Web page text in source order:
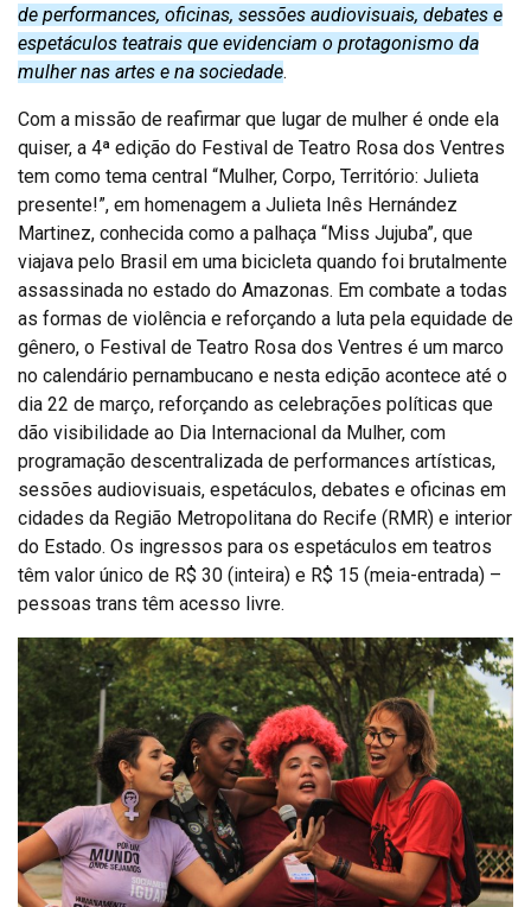
de performances, oficinas, sessões audiovisuais, debates e
espetáculos teatrais que evidenciam o protagonismo da
mulher nas artes e na sociedade.
Com a missão de reafirmar que lugar de mulher é onde ela
quiser, a 4ª edição do Festival de Teatro Rosa dos Ventres
tem como tema central “Mulher, Corpo, Território: Julieta
presente!”, em homenagem a Julieta Inês Hernández
Martinez, conhecida como a palhaça “Miss Jujuba”, que
viajava pelo Brasil em uma bicicleta quando foi brutalmente
assassinada no estado do Amazonas. Em combate a todas
as formas de violência e reforçando a luta pela equidade de
gênero, o Festival de Teatro Rosa dos Ventres é um marco
no calendário pernambucano e nesta edição acontece até o
dia 22 de março, reforçando as celebrações políticas que
dão visibilidade ao Dia Internacional da Mulher, com
programação descentralizada de performances artísticas,
sessões audiovisuais, espetáculos, debates e oficinas em
cidades da Região Metropolitana do Recife (RMR) e interior
do Estado. Os ingressos para os espetáculos em teatros
têm valor único de R$ 30 (inteira) e R$ 15 (meia-entrada) –
pessoas trans têm acesso livre.